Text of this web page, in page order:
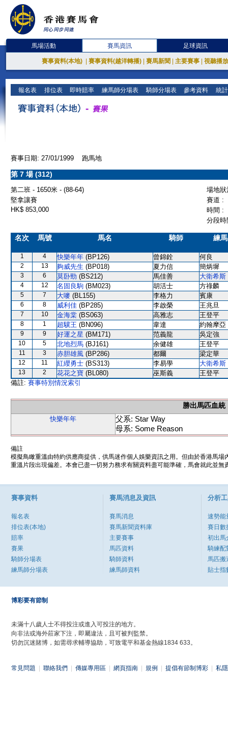
馬場活動 賽馬資訊 足球資訊
賽事資料(本地) 賽事資料(越洋轉播) 賽馬新聞 主要賽事 視聽播
報名表 排位表 即時賠率 練馬師分場表 騎師分場表 參考資料 統
賽事日期: 27/01/1999 跑馬地
第 7 場 (312)
第二班 - 1650米 - (88-64)
場地
堅拿讓賽
賽道 :
HK$ 853,000
時間 :
分段
名次 馬號 馬名 騎師 練
1 4 快樂年年 (BP126) 曾錦銓 何良
2 13 夠威先生 (BP018) 夏力信 簡炳墀
3 6 莫卧勁 (BS212) 馬佳善 大衛希斯
4 12 名固良駒 (BM023) 胡活士 方祿麟
5 7 大嘜 (BL155) 李格力 賓康
6 8 威利佳 (BP285) 李啟榮 王兆旦
7 10 金海棠 (BS063) 高雅志 王登平
8 1 超驥王 (BN096) 韋達 約翰摩亞
9 9 好運之星 (BM171) 范義龍 吳定強
10 5 北地烈馬 (BJ161) 余健雄 王登平
11 3 赤胆雄風 (BP286) 都爾 梁定華
12 11 紅纓勇士 (BS313) 李易學 大衛希斯
13 2 花花之寶 (BL080) 巫斯義
王登平
備註: 賽事特別情況索引
勝出馬匹血統
快樂年年
父系: Star Way
母系: Some Reason
備註
模擬鳥瞰重溫由特約供應商提供，供馬迷作個人娛樂資訊之用。但由於香港馬
重溫片段出現偏差。本會已盡一切努力務求有關資料盡可能準確，馬會就此並
賽事資料
報名表
排位表(本地)
賠率
賽果
騎師分場表
練馬師分場表
賽馬消息及資訊
賽馬消息
賽馬新聞資料庫
主要賽事
馬匹資料
騎師資料
練馬師資料
分析
速勢能
賽日數
初出馬
騎練配
馬匹搬
貼士指
博彩要有節制
未滿十八歲人士不得投注或進入可投注的地方。
向非法或海外莊家下注，即屬違法，且可被判監禁。
切勿沉迷賭博，如需尋求輔導協助，可致電平和基金熱線1834 633。
常見問題 聯絡我們 傳媒專用區 網頁指南 規例 提倡有節制博彩 私